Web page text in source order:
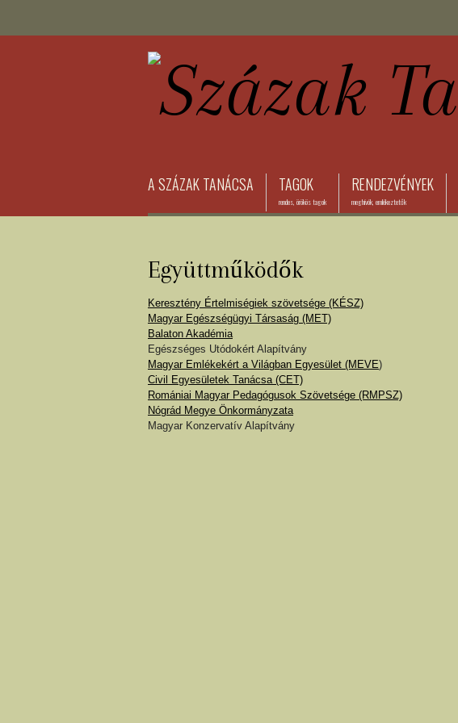
A SZÁZAK TANÁCSA TAGOK
rendes, örökös tagok
RENDEZVÉNYEK
meghívók, emlékeztetők
Együttműködők
Keresztény Értelmiségiek szövetsége (KÉSZ)
Magyar Egészségügyi Társaság (MET)
Balaton Akadémia
Egészséges Utódokért Alapítvány
Magyar Emlékekért a Világban Egyesület (MEVE)
Civil Egyesületek Tanácsa (CET)
Romániai Magyar Pedagógusok Szövetsége (RMPSZ)
Nógrád Megye Önkormányzata
Magyar Konzervatív Alapítvány